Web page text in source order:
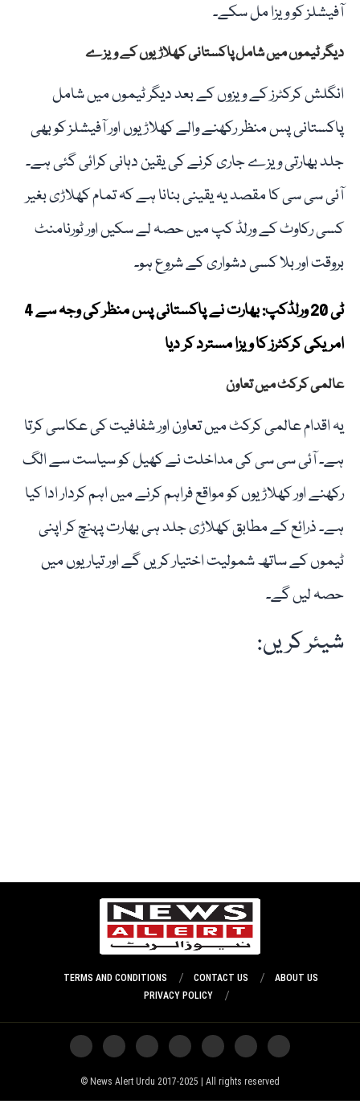
آفیشلز کو ویزا مل سکے۔
دیگر ٹیموں میں شامل پاکستانی کھلاڑیوں کے ویزے
انگلش کرکٹرز کے ویزوں کے بعد دیگر ٹیموں میں شامل
پاکستانی پس منظر رکھنے والے کھلاڑیوں اور آفیشلز کو بھی
جلد بھارتی ویزے جاری کرنے کی یقین دہانی کرائی گئی ہے۔
آئی سی سی کا مقصد یہ یقینی بنانا ہے کہ تمام کھلاڑی بغیر
کسی رکاوٹ کے ورلڈ کپ میں حصہ لے سکیں اور ٹورنامنٹ
بروقت اور بلا کسی دشواری کے شروع ہو۔
ٹی 20 ورلڈکپ: بھارت نے پاکستانی پس منظر کی وجہ سے 4
امریکی کرکٹرز کا ویزا مسترد کر دیا
عالمی کرکٹ میں تعاون
یہ اقدام عالمی کرکٹ میں تعاون اور شفافیت کی عکاسی کرتا
ہے۔ آئی سی سی کی مداخلت نے کھیل کو سیاست سے الگ
رکھنے اور کھلاڑیوں کو مواقع فراہم کرنے میں اہم کردار ادا کیا
ہے۔ ذرائع کے مطابق کھلاڑی جلد ہی بھارت پہنچ کر اپنی
ٹیموں کے ساتھ شمولیت اختیار کریں گے اور تیاریوں میں
حصہ لیں گے۔
شیئر کریں:
ABOUT US
CONTACT US
TERMS AND CONDITIONS
PRIVACY POLICY
News Alert Urdu 2017-2025 | All rights reserved ©